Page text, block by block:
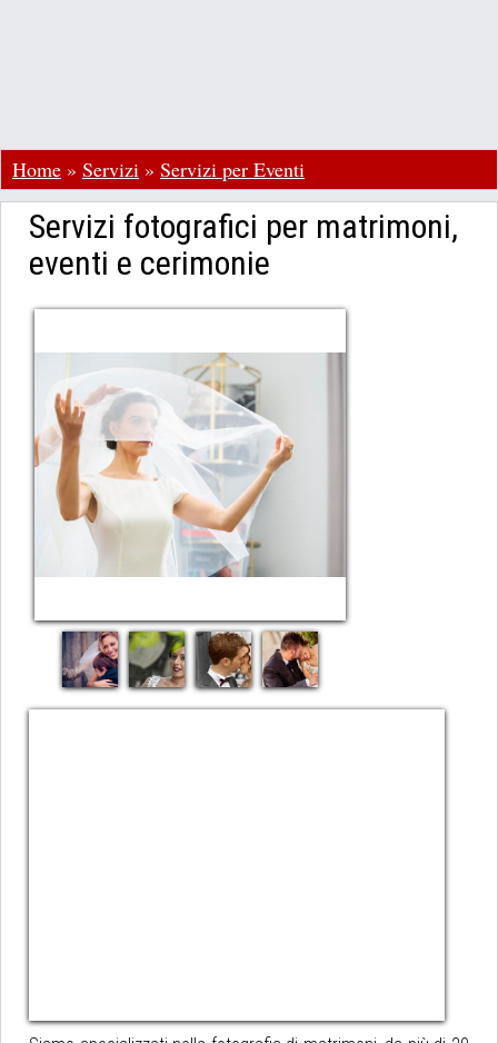
Home » Servizi » Servizi per Eventi
Servizi fotografici per matrimoni,
eventi e cerimonie